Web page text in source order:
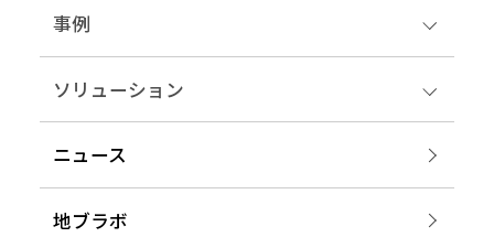
事例
ソリューション
ニュース
地ブラボ